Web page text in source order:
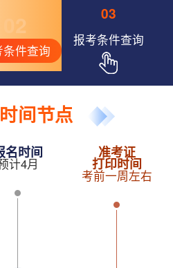
02
条件查询
03
报考条件查询
间节点
名时间
计4月
准考证
打印时间
考前一周左右